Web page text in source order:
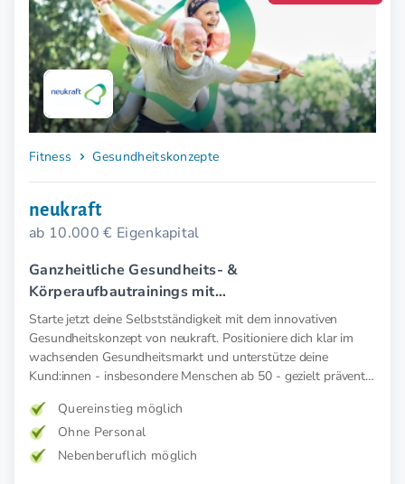
Fitness Gesundheitskonzepte
neukraft
ab 10.000 € Eigenkapital
Ganzheitliche Gesundheits- &
Körperaufbautrainings mit
Elektromyostimulation (EMS).
Starte jetzt deine Selbstständigkeit mit dem innovativen
Gesundheitskonzept von neukraft. Positioniere dich klar im
wachsenden Gesundheitsmarkt und unterstütze deine
Kund:innen - insbesondere Menschen ab 50 - gezielt präventiv
weniger Schmerz und spürbar mehr Lebensfreude. Mehr
Wirkung. Klare Zielgruppe. Starkes Konzept.
Quereinstieg möglich
Ohne Personal
Nebenberuflich möglich